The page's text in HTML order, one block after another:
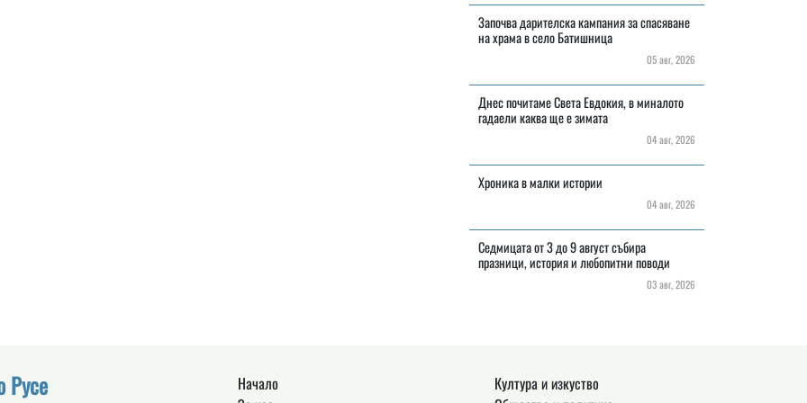
Започва дарителска кампания за спасяване
на храма в село Батишница
05 авг, 2026
Днес почитаме Света Евдокия, в миналото
гадаели каква ще е зимата
04 авг, 2026
Хроника в малки истории
04 авг, 2026
Седмицата от 3 до 9 август събира
празници, история и любопитни поводи
03 авг, 2026
Русе
Начало
Култура и изкуство